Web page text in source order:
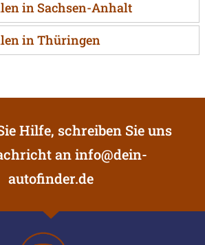
in Sachsen-Anhalt
in Thüringen
Hilfe, schreiben Sie uns
aninfo@dein-
autofinder.de